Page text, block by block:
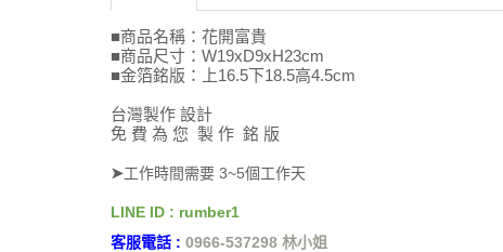
■商品名稱：花開富貴
■商品尺寸： W19xD9xH23cm
■金箔銘版：
上16.5下18.5高4.5cm
台灣製作 設計
免 費 為 您 製 作 銘 版
➤工作時間需要 3~5個工作天
LINE ID : rumber1
客服電話 : 0966-537298 林小姐